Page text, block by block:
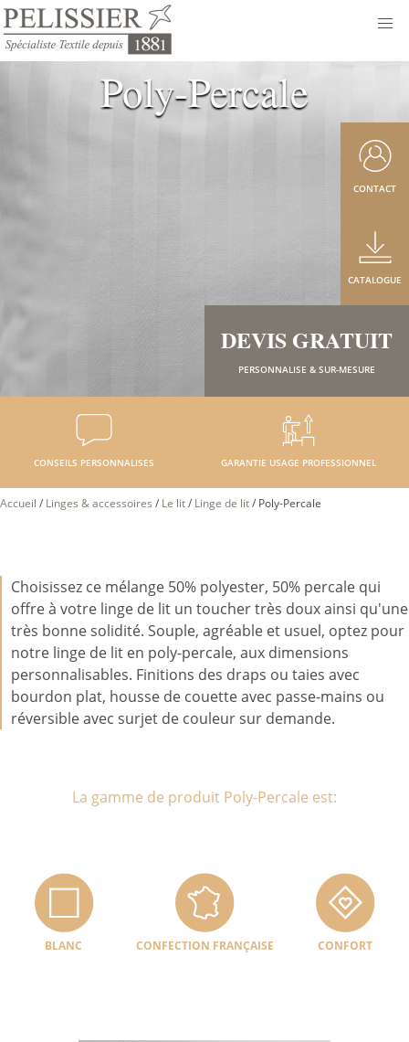
Poly-Percale
CONSEILS PERSONNALISES GARANTIE USAGE PROFESSIONNEL
DEVIS GRATUIT
PERSONNALISE & SUR-MESURE
CATALOGUE
CONTACT
Accueil / Linges & accessoires / Le lit/ Linge de lit/ Poly-Percale
Choisissez ce mélange 50% polyester, 50% percale qui
offre à votre linge de lit un toucher très doux ainsi qu'une
très bonne solidité. Souple, agréable et usuel, optez pour
notre linge de lit en poly-percale, aux dimensions
personnalisables. Finitions des draps ou taies avec
bourdon plat, housse de couette avec passe-mains ou
réversible avec surjet de couleur sur demande.
La gamme de produit Poly-Percale est:
BLANC CONFECTION FRANÇAISE CONFORT